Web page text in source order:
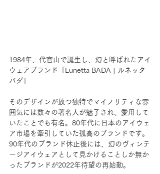
1984年、代官山で誕生し、幻と呼ばれたアイ
ウェアブランド「Lunetta BADA | ルネッタ
バダ」
そのデザインが放つ独特でマイノリティな雰
囲気には数々の著名人が魅了され、愛用して
いたことでも有名。80年代に日本のアイウェ
ア市場を牽引していた孤高のブランドです。
90年代のブランド休止後には、幻のヴィンテ
ージアイウェアとして見かけることしか無か
ったブランドが2022年待望の再始動。